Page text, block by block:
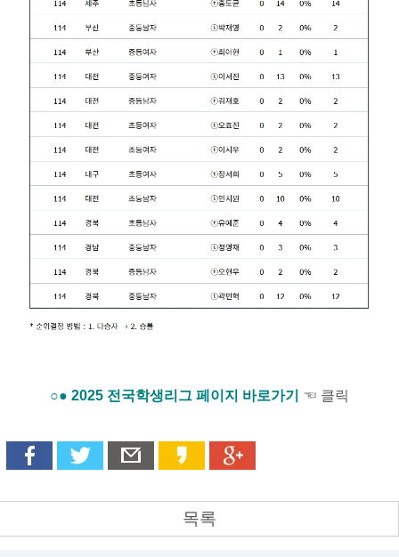
○● 2025 전국학생리그 페이지 바로가기 ☜ 클릭
목록